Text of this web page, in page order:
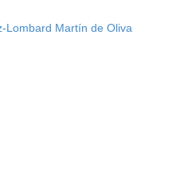
Lombard Martín de Oliva